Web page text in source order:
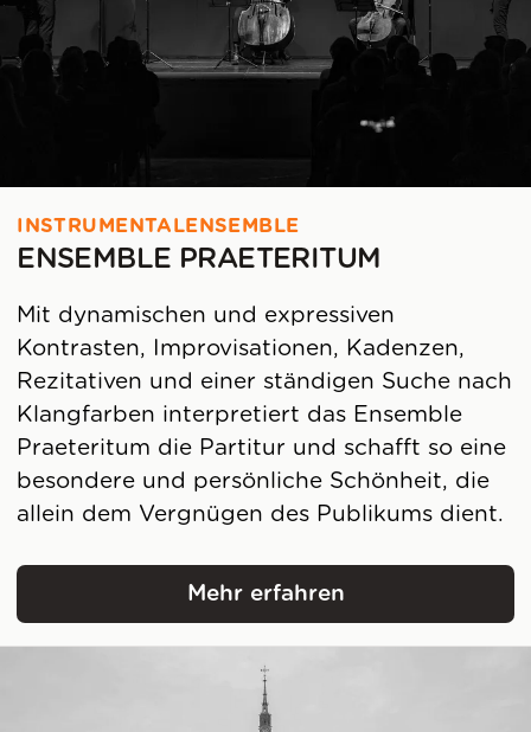
INSTRUMENTALENSEMBLE
ENSEMBLE PRAETERITUM
Mit dynamischen und expressiven
Kontrasten, Improvisationen, Kadenzen,
Rezitativen und einer ständigen Suche nach
Klangfarben interpretiert das Ensemble
Praeteritum die Partitur und schafft so eine
besondere und persönliche Schönheit, die
allein dem Vergnügen des Publikums dient.
Mehr erfahren